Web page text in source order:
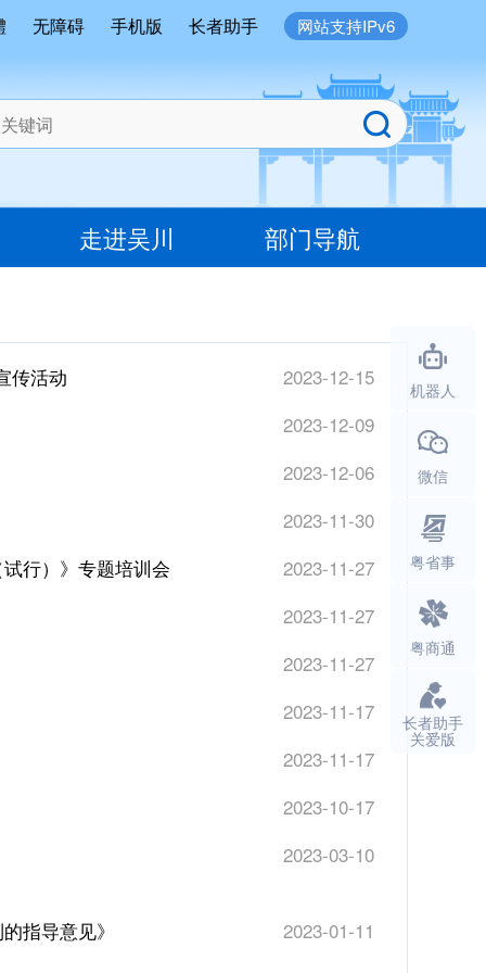
无障碍 手机版 长者助手 网站支持IPv6
走进吴川 部门导航
传活动
2023-12-15
2023-12-09
2023-12-06
2023-11-30
行）》专题培训会
2023-11-27
2023-11-27
2023-11-27
2023-11-17
2023-11-17
2023-10-17
2023-03-10
指导意见》 2023-01-11
机器人
微信
粤省事
粤商通
长者助手
关爱版